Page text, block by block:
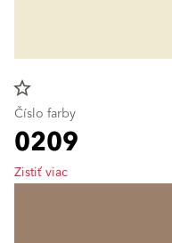
star_border
Číslo farby
0209
Zistiť viac